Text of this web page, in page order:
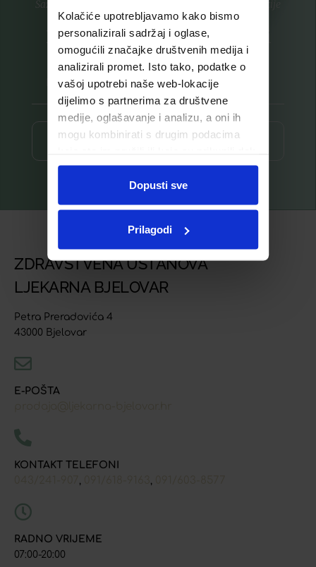
Kolačiće upotrebljavamo kako bismo
personalizirali sadržaj i oglase,
omogućili značajke društvenih medija i
analizirali promet. Isto tako, podatke o
vašoj upotrebi naše web-lokacije
dijelimo s partnerima za društvene
medije, oglašavanje i analizu, a oni ih
mogu kombinirati s drugim podacima
ste upotrebljavali njihove usluge.
Dopusti sve
Prilagodi
Saznajte prvi za nove proizvode i ekskluzivne promocije
Prijavite se na listu za novosti
Prijava ⟶
ZDRAVSTVENA USTANOVA
LJEKARNA BJELOVAR
Petra Preradovića 4
43000 Bjelovar
E-POŠTA
KONTAKT TELEFONI
, ,
RADNO VRIJEME
07:00-20:00